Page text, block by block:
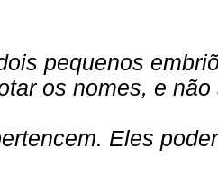
pequenos
os nomes, e
Eles